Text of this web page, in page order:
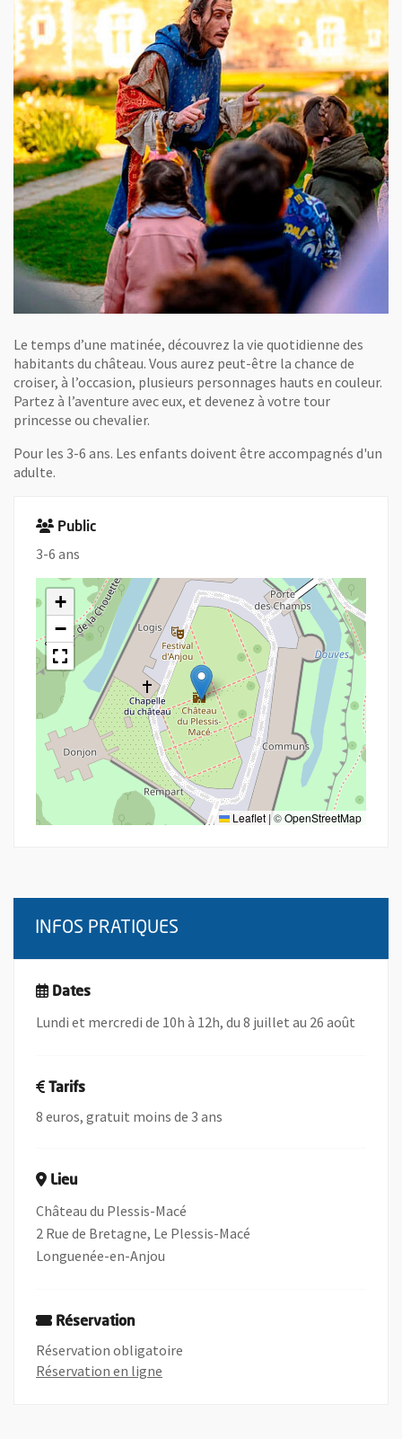
Le temps d’une matinée, découvrez la vie quotidienne des
habitants du château. Vous aurez peut-être la chance de
croiser, à l’occasion, plusieurs personnages hauts en couleur.
Partez à l’aventure avec eux, et devenez à votre tour
princesse ou chevalier.
Pour les 3-6 ans. Les enfants doivent être accompagnés d'un
adulte.
Public
3-6 ans
+
−
Leaflet |©OpenStreetMap
INFOS PRATIQUES
Dates
Lundi et mercredi de 10h à 12h, du 8 juillet au 26 août
Tarifs
8 euros, gratuit moins de 3 ans
Lieu
Château du Plessis-Macé
2 Rue de Bretagne, Le Plessis-Macé
Longuenée-en-Anjou
Réservation
Réservation obligatoire
Réservation en ligne